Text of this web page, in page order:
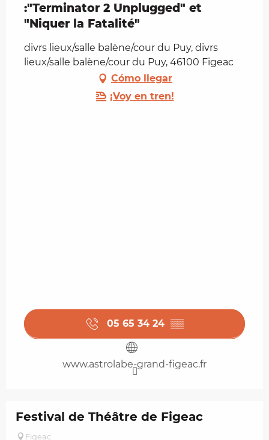
:"Terminator 2 Unplugged" et
"Niquer la Fatalité"
divrs lieux/salle balène/cour du Puy, divrs
lieux/salle balène/cour du Puy, 46100 Figeac
Cómo llegar
¡Voy en tren!
05 65 34 24 ▒▒
www.astrolabe-grand-figeac.fr
Festival de Théâtre de Figeac
Figeac